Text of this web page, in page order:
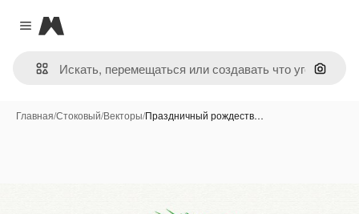
Close menu
Magnific
Поиск
Главная/Стоковый/Векторы/Праздничный рождеств…